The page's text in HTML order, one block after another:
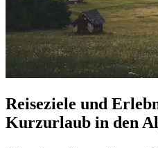
Reiseziele und
Kurzurlaub in den